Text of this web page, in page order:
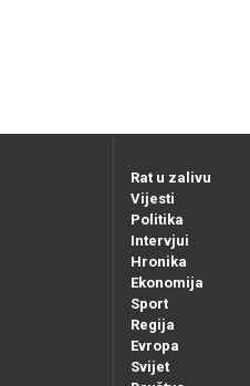
Rat u zalivu
Vijesti
Politika
Intervjui
Hronika
Ekonomija
Sport
Regija
Evropa
Svijet